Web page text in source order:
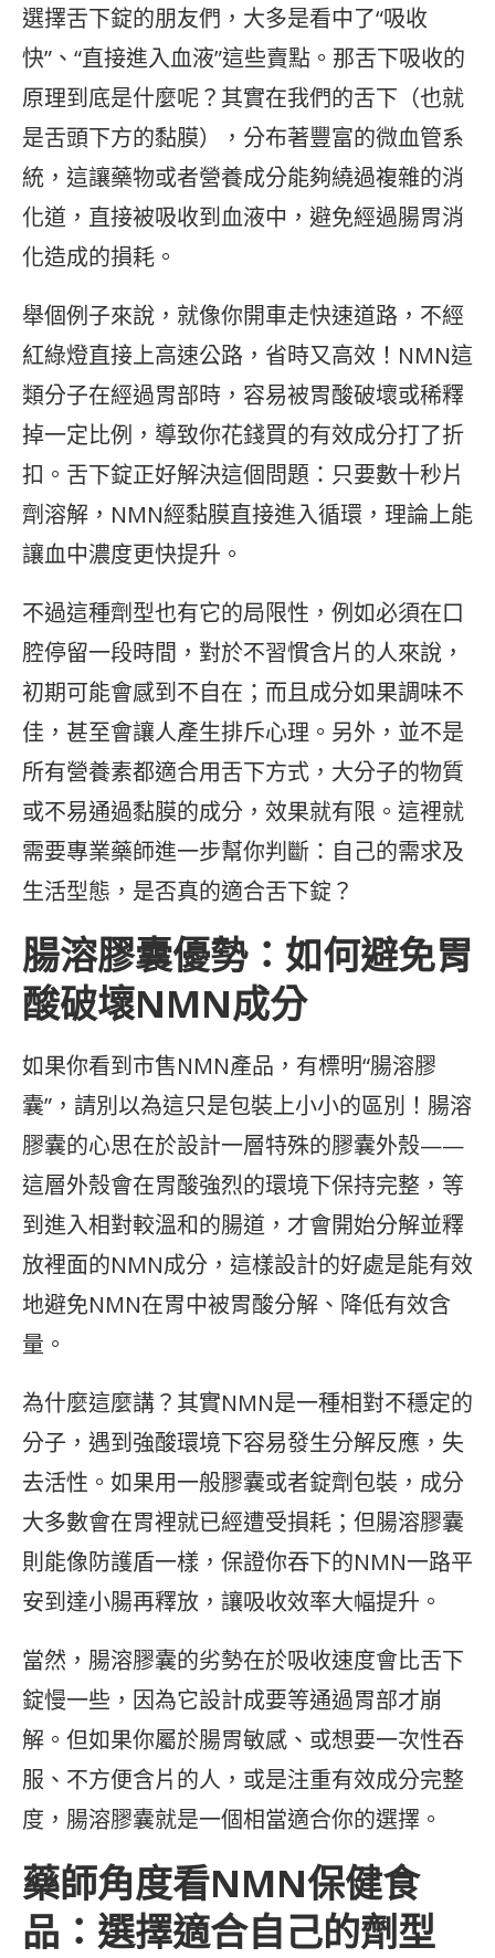
選擇舌下錠的朋友們，大多是看中了“吸收
快”、“直接進入血液”這些賣點。那舌下吸收的
原理到底是什麼呢？其實在我們的舌下（也就
是舌頭下方的黏膜），分布著豐富的微血管系
統，這讓藥物或者營養成分能夠繞過複雜的消
化道，直接被吸收到血液中，避免經過腸胃消
化造成的損耗。
舉個例子來說，就像你開車走快速道路，不經
紅綠燈直接上高速公路，省時又高效！NMN這
類分子在經過胃部時，容易被胃酸破壞或稀釋
掉一定比例，導致你花錢買的有效成分打了折
扣。舌下錠正好解決這個問題：只要數十秒片
劑溶解，NMN經黏膜直接進入循環，理論上能
讓血中濃度更快提升。
不過這種劑型也有它的局限性，例如必須在口
腔停留一段時間，對於不習慣含片的人來說，
初期可能會感到不自在；而且成分如果調味不
佳，甚至會讓人產生排斥心理。另外，並不是
所有營養素都適合用舌下方式，大分子的物質
或不易通過黏膜的成分，效果就有限。這裡就
需要專業藥師進一步幫你判斷：自己的需求及
生活型態，是否真的適合舌下錠？
腸溶膠囊優勢：如何避免胃
酸破壞NMN成分
如果你看到市售NMN產品，有標明“腸溶膠
囊”，請別以為這只是包裝上小小的區別！腸溶
膠囊的心思在於設計一層特殊的膠囊外殼——
這層外殼會在胃酸強烈的環境下保持完整，等
到進入相對較溫和的腸道，才會開始分解並釋
放裡面的NMN成分，這樣設計的好處是能有效
地避免NMN在胃中被胃酸分解、降低有效含
量。
為什麼這麼講？其實NMN是一種相對不穩定的
分子，遇到強酸環境下容易發生分解反應，失
去活性。如果用一般膠囊或者錠劑包裝，成分
大多數會在胃裡就已經遭受損耗；但腸溶膠囊
則能像防護盾一樣，保證你吞下的NMN一路平
安到達小腸再釋放，讓吸收效率大幅提升。
當然，腸溶膠囊的劣勢在於吸收速度會比舌下
錠慢一些，因為它設計成要等通過胃部才崩
解。但如果你屬於腸胃敏感、或想要一次性吞
服、不方便含片的人，或是注重有效成分完整
度，腸溶膠囊就是一個相當適合你的選擇。
藥師角度看NMN保健食
品：選擇適合自己的劑型